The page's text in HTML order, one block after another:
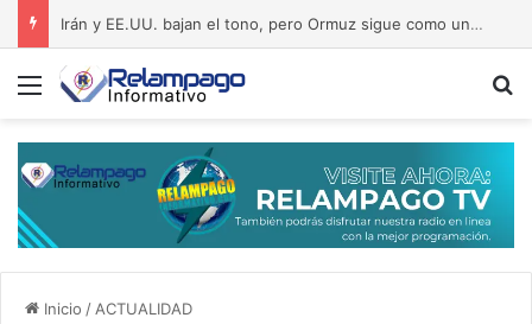
Irán y EE.UU. bajan el tono, pero Ormuz sigue como una bomba a punto de estallar
Menú
Inicio / ACTUALIDAD